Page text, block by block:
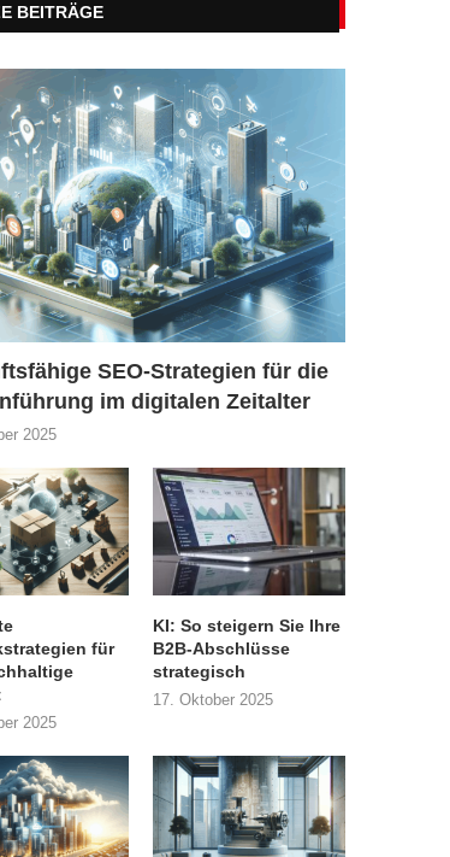
BEITRÄGE
SEO-Strategien für die
im digitalen Zeitalter
2025
für
2025
KI: So steigern Sie Ihre
B2B-Abschlüsse
strategisch
17. Oktober 2025